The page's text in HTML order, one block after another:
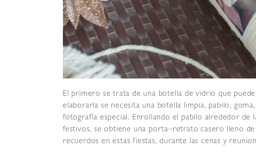
El primero se trata de una botella de vidrio que
elaborarla se necesita una botella limpia, pabilo,
fotografía especial. Enrollando el pabilo alrededor de
festivos, se obtiene una porta–retrato casero lleno
recuerdos en estas fiestas, durante las cenas y